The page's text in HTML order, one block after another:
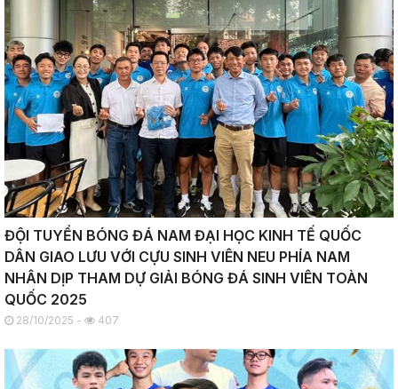
ĐỘI TUYỂN BÓNG ĐÁ NAM ĐẠI HỌC KINH TẾ QUỐC
DÂN GIAO LƯU VỚI CỰU SINH VIÊN NEU PHÍA NAM
NHÂN DỊP THAM DỰ GIẢI BÓNG ĐÁ SINH VIÊN TOÀN
QUỐC 2025
28/10/2025 - 407